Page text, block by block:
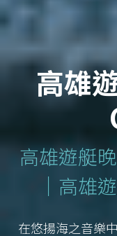
高雄
高雄遊艇
│高雄
在悠揚海之音樂